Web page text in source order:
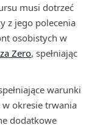
musi dotrzeć
z jego polecenia
osobistych w
Zero, spełniając
warunki
okresie trwania
dodatkowe